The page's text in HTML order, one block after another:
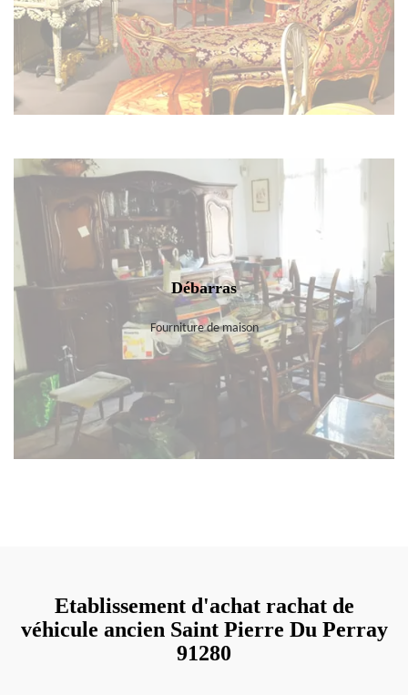
Débarras
Fourniture de maison
Etablissement d'achat rachat de
véhicule ancien Saint Pierre Du Perray
91280